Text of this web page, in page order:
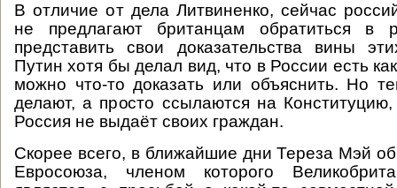
В отличие от дела Литвиненко, сейчас
не предлагают британцам обратиться в
представить свои доказательства вины
Путин хотя бы делал вид, что в России есть
можно что-то доказать или объяснить. Но
делают, а просто ссылаются на
Россия не выдаёт своих граждан.
Скорее всего, в ближайшие дни Тереза Мэй
Евросоюза, членом которого